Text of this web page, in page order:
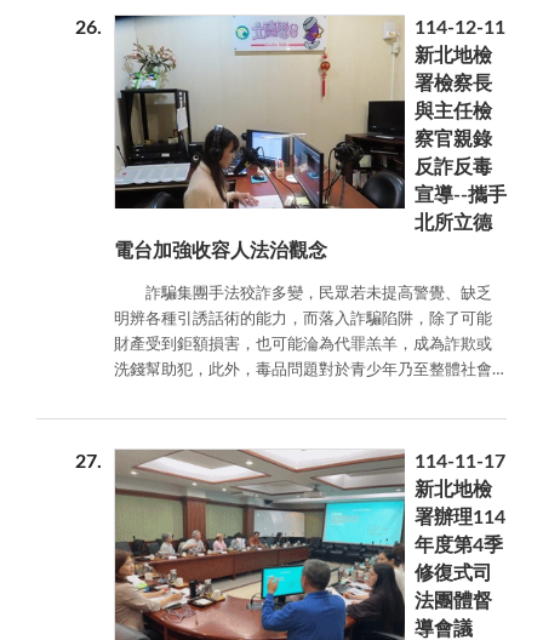
間斷地更新與強化，方能因應日益狡猾的犯罪手法。
毒品不僅危害個人身心健康，還會衍生暴力、公共
安全及跨境犯罪等，並有與詐騙犯罪結合之趨勢，形成
複合型治安風險，反毒是一場長期性戰役，希望透過此
次節目宣導，向國軍及廣大民眾傳遞「識毒拒毒」、
「堅決反毒」的正確觀念，朝無毒家園一步步邁進。
本節目預計於115年2月5日及12日上午7:30在漢聲
廣播頻道分為上下集播送，詳細精彩內容敬請準時收
其針對青少
年，更是有
法治教育的
必要，本署
主任觀護人
黃婉鈺受邀
走進校園，
於114年12
講師，參與
由國際獅子
會結合警
政、教育及
推動之「反
騙、反飆
車、反霸
凌、反性騷
擾」校園公
益宣導活
動，期能深
化青少年法
26
114-12-11
新北地檢
署檢察長
與主任檢
察官親錄
反詐反毒
宣導--攜手
北所立德
電台加強收容人法治觀念
詐騙集團手法狡詐多變，民眾若未提高警覺、缺乏
明辨各種引誘話術的能力，而落入詐騙陷阱，除了可能
財產受到鉅額損害，也可能淪為代罪羔羊，成為詐欺或
洗錢幫助犯，此外，毒品問題對於青少年乃至整體社會
偵辦詐騙和毒品犯罪，亦致力於推動多方位的反毒及反
詐法治宣導，不只針對一般大眾宣傳防詐、拒絕毒品觀
念，也對於更生人、受刑人等曾經觸犯法律者，加強教
育反毒及反詐騙，以降低被害且預防再犯。 為此，
本署特與法務部矯正署臺北看守所合作，結合其所內立
德電台的廣播節目，於114年12月每周末的節目開播
前，播放本署郭永發檢察長及鄭淑壬主任檢察官親自錄
製之反詐和反毒宣導錄音，作為節目片頭，以簡明易懂
方式提醒破解詐騙的方法，亦勉勵所內收容人日後遠離
27
114-11-17
新北地檢
署辦理114
年度第4季
修復式司
法團體督
導會議